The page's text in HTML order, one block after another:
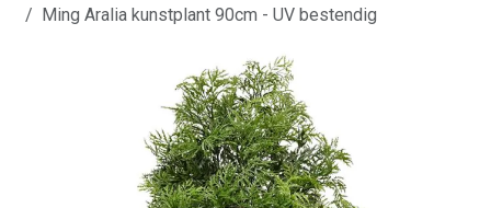
Ming Aralia kunstplant 90cm - UV bestendig